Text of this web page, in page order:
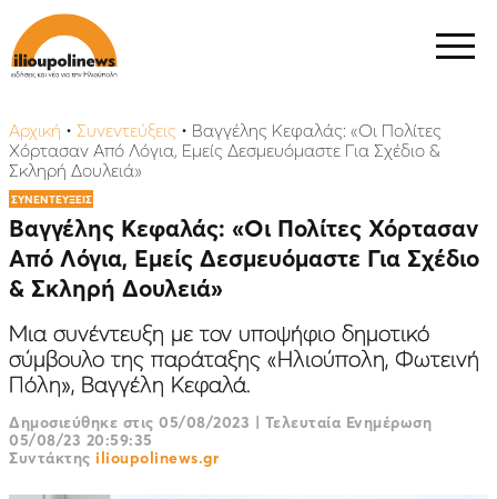
Αρχική • Συνεντεύξεις • Βαγγέλης Κεφαλάς: «Οι Πολίτες
Χόρτασαν Από Λόγια, Εμείς Δεσμευόμαστε Για Σχέδιο &
Σκληρή Δουλειά»
ΣΥΝΕΝΤΕΥΞΕΙΣ
Βαγγέλης Κεφαλάς: «Οι Πολίτες Χόρτασαν
Από Λόγια, Εμείς Δεσμευόμαστε Για Σχέδιο
& Σκληρή Δουλειά»
Μια συνέντευξη με τον υποψήφιο δημοτικό
σύμβουλο της παράταξης «Ηλιούπολη, Φωτεινή
Πόλη», Βαγγέλη Κεφαλά.
Δημοσιεύθηκε στις 05/08/2023 | Τελευταία Ενημέρωση
05/08/23 20:59:35
Συντάκτης ilioupolinews.gr